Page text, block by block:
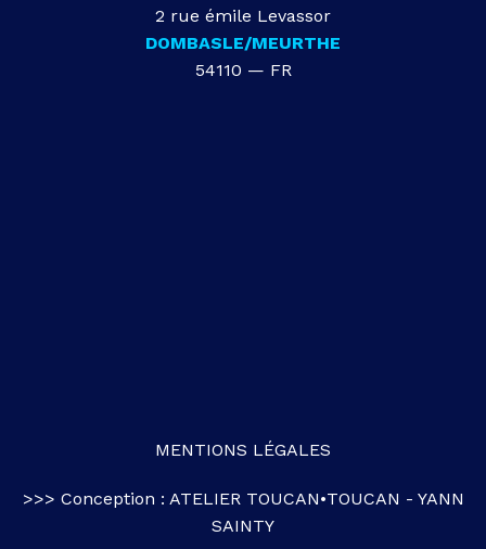
2 rue émile Levassor
DOMBASLE/MEURTHE
54110 — FR
MENTIONS LÉGALES
>>> Conception : ATELIER TOUCAN•TOUCAN - YANN
SAINTY